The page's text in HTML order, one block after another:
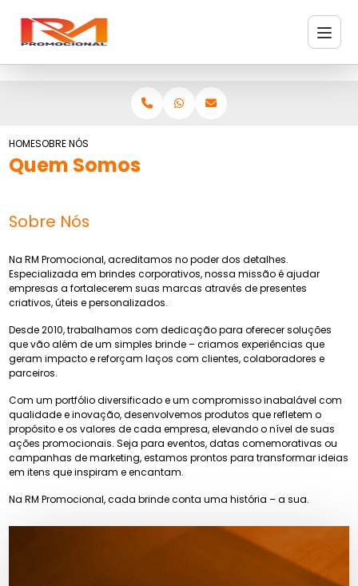
HOMESOBRE NÓS
Quem Somos
Sobre Nós
Na RM Promocional, acreditamos no poder dos detalhes.
Especializada em brindes corporativos, nossa missão é ajudar
empresas a fortalecerem suas marcas através de presentes
criativos, úteis e personalizados.
Desde 2010, trabalhamos com dedicação para oferecer soluções
que vão além de um simples brinde – criamos experiências que
geram impacto e reforçam laços com clientes, colaboradores e
parceiros.
Com um portfólio diversificado e um compromisso inabalável com
qualidade e inovação, desenvolvemos produtos que refletem o
propósito e os valores de cada empresa, elevando o nível de suas
ações promocionais. Seja para eventos, datas comemorativas ou
campanhas de marketing, estamos prontos para transformar ideias
em itens que inspiram e encantam.
Na RM Promocional, cada brinde conta uma história – a sua.